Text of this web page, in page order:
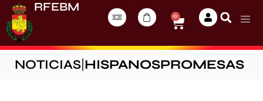
RFEBM
0
NOTICIAS HISPANOSPROMESAS